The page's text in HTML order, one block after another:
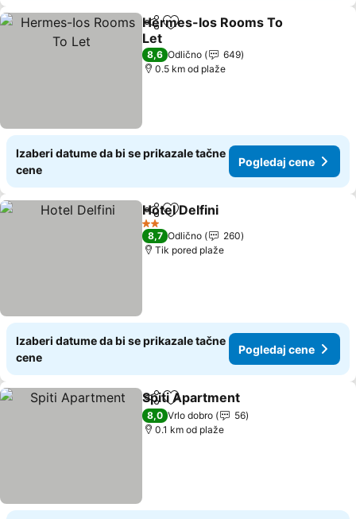
Deli Dodati u favorite
Hermes-Ios Rooms To
Let
Pogledaj cene
8,6 Odlično
649
0.5 km od plaže
Izaberi datume da bi se prikazale tačne
cene
Pogledaj cene
Deli Dodati u favorite
Hotel Delfini
2 Zvezdice
8,7 Odlično
260
Tik pored plaže
Izaberi datume da bi se prikazale tačne
cene
Pogledaj cene
Deli Dodati u favorite
Spiti Apartment
8,0 Vrlo dobro
56
0.1 km od plaže